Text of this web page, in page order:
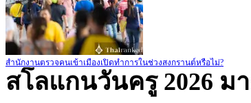
สำนักงานตรวจคนเข้าเมืองเปิดทำการในช่วงสงกรานต์หรือไม่?
สโลแกนวันครู 2026